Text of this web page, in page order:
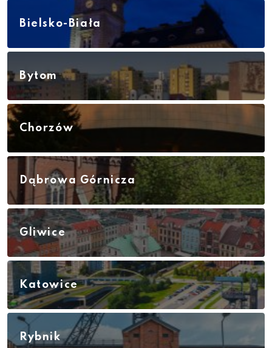
Bielsko-Biała
Bytom
Chorzów
Dąbrowa Górnicza
Gliwice
Katowice
Rybnik